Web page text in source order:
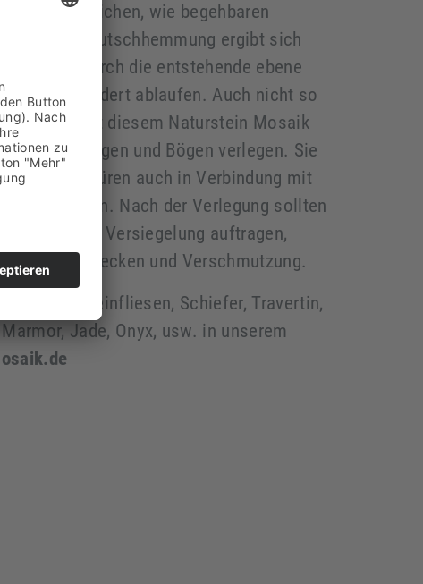
in Nassbereichen, wie begehbaren
die Rutschhemmung ergibt sich
Durch die entstehende ebene
ungehindert ablaufen. Auch nicht so
können mit diesem Naturstein Mosaik
wie Rundungen und Bögen verlegen. Sie
Bordüren auch in Verbindung mit
anwenden. Nach der Verlegung sollten
geeignete Versiegelung auftragen,
vor Flecken und Verschmutzung.
Kieselsteinfliesen, Schiefer, Travertin,
Jade, Onyx, usw. in unserem